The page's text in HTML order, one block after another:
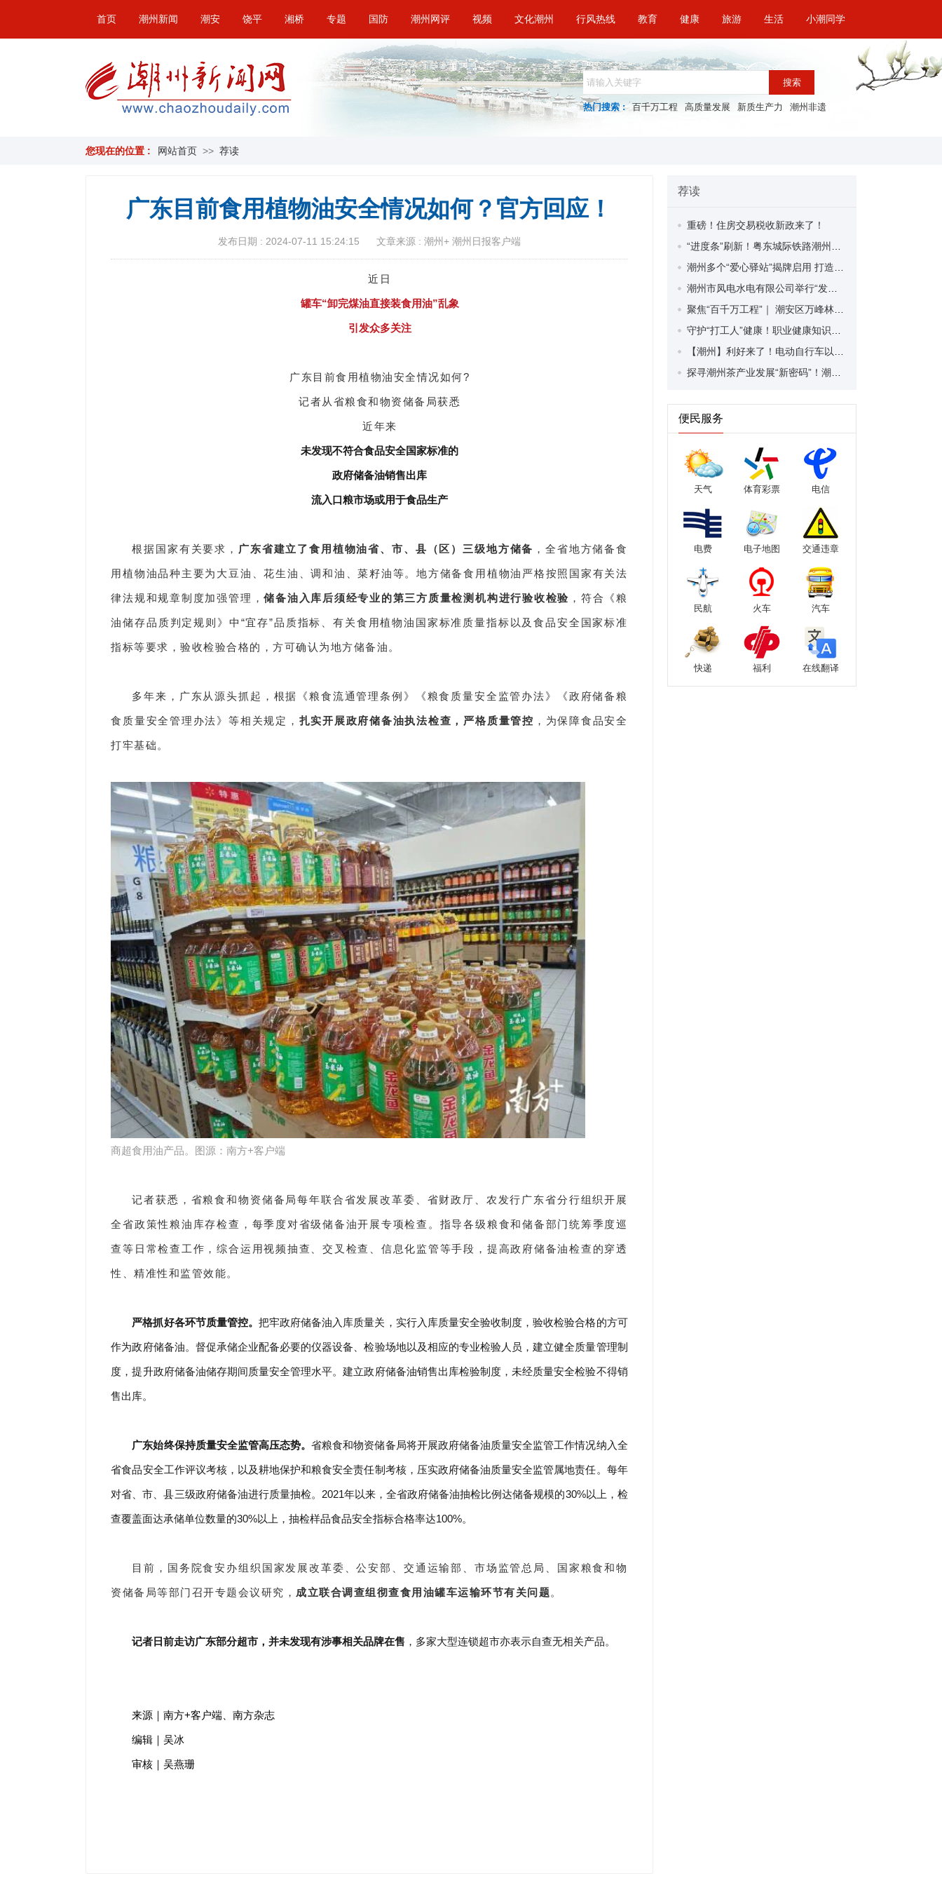
首页 潮州新闻 潮安 饶平 湘桥 专题 国防 潮州网评 视频 文化潮州 行风热线 教育 健康 旅游 生活 小潮同学
搜索
热门搜索 : 百千万工程 高质量发展 新质生产力 潮州非遗
您现在的位置 : 网站首页 >> 荐读
广东目前食用植物油安全情况如何？官方回应！
发布日期 : 2024-07-11 15:24:15 文章来源 : 潮州+ 潮州日报客户端
近日
罐车“卸完煤油直接装食用油”乱象
引发众多关注
广东目前食用植物油安全情况如何?
记者从省粮食和物资储备局获悉
近年来
未发现不符合食品安全国家标准的
政府储备油销售出库
流入口粮市场或用于食品生产
根据国家有关要求， 广东省建立了食用植物油省、市、县（区）三级地方储备 ，全省地方储备食
用植物油品种主要为大豆油、花生油、调和油、菜籽油等。地方储备食用植物油严格按照国家有关法
律法规和规章制度加强管理，储备油入库后须经专业的第三方质量检测机构进行验收检验 ，符合《粮
油储存品质判定规则》中“宜存”品质指标、有关食用植物油国家标准质量指标以及食品安全国家标准
指标等要求，验收检验合格的，方可确认为地方储备油。
多年来，广东从源头抓起，根据《粮食流通管理条例》《粮食质量安全监管办法》《政府储备粮
食质量安全管理办法》等相关规定， 扎实开展政府储备油执法检查，严格质量管控 ，为保障食品安全
打牢基础。
商超食用油产品。图源：南方+客户端
记者获悉，省粮食和物资储备局每年联合省发展改革委、省财政厅、农发行广东省分行组织开展
全省政策性粮油库存检查，每季度对省级储备油开展专项检查。指导各级粮食和储备部门统筹季度巡
查等日常检查工作，综合运用视频抽查、交叉检查、信息化监管等手段，提高政府储备油检查的穿透
性、精准性和监管效能。
严格抓好各环节质量管控。 把牢政府储备油入库质量关，实行入库质量安全验收制度，验收检验合格的方可
作为政府储备油。督促承储企业配备必要的仪器设备、检验场地以及相应的专业检验人员，建立健全质量管理制
度，提升政府储备油储存期间质量安全管理水平。建立政府储备油销售出库检验制度，未经质量安全检验不得销
售出库。
广东始终保持质量安全监管高压态势。省粮食和物资储备局将开展政府储备油质量安全监管工作情况纳入全
省食品安全工作评议考核，以及耕地保护和粮食安全责任制考核，压实政府储备油质量安全监管属地责任。每年
对省、市、县三级政府储备油进行质量抽检。2021年以来，全省政府储备油抽检比例达储备规模的30%以上，检
查覆盖面达承储单位数量的30%以上，抽检样品食品安全指标合格率达100%。
目前，国务院食安办组织国家发展改革委、公安部、交通运输部、市场监管总局、国家粮食和物
资储备局等部门召开专题会议研究， 成立联合调查组彻查食用油罐车运输环节有关问题。
记者日前走访广东部分超市，并未发现有涉事相关品牌在售 ，多家大型连锁超市亦表示自查无相关产品。
来源｜南方+客户端、南方杂志
编辑｜吴冰
审核｜吴燕珊
荐读
重磅！住房交易税收新政来了！
便民服务
天气 体育彩票 电信
电费 电子地图 交通违章
民航 火车 汽车
快递 福利 在线翻译